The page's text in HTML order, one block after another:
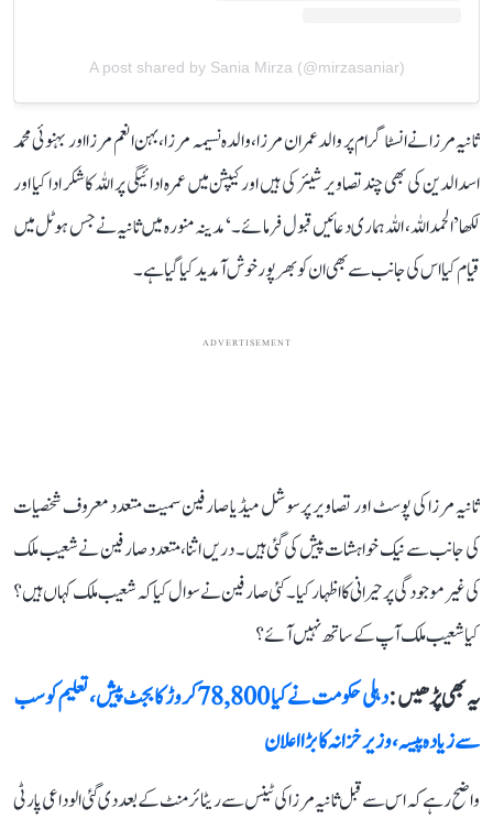
A post shared by Sania Mirza (@mirzasaniar)
ثانیہ مرزا نے انسٹاگرام پر والد عمران مرزا، والدہ نسیمہ مرزا، بہن انعم مرزا اور بہنوئی محمد
اسدالدین کی بھی چند تصاویر شیئر کی ہیں اور کیپشن میں عمرہ ادائیگی پر اللہ کا شکر ادا کیا اور
لکھا ’الحمداللہ، اللہ ہماری دعائیں قبول فرمائے۔‘ مدینہ منورہ میں ثانیہ نے جس ہوٹل میں
قیام کیا اس کی جانب سے بھی ان کو بھرپور خوش آمدید کیا گیا ہے۔
ADVERTISEMENT
ثانیہ مرزا کی پوسٹ اور تصاویر پر سوشل میڈیا صارفین سمیت متعدد معروف شخصیات
کی جانب سے نیک خواہشات پیش کی گئی ہیں۔ دریں اثنا، متعدد صارفین نے شعیب ملک
کی غیر موجودگی پر حیرانی کا اظہار کیا۔ کئی صارفین نے سوال کیا کہ شعیب ملک کہاں ہیں؟
کیا شعیب ملک آپ کے ساتھ نہیں آئے؟
یہ بھی پڑھیں :
دہلی حکومت نے کیا 78,800 کروڑ کا بجٹ پیش، تعلیم کو سب
سے زیادہ پیسہ، وزیر خزانہ کا بڑا اعلان
واضح رہے کہ اس سے قبل ثانیہ مرزا کی ٹینس سے ریٹائرمنٹ کے بعد دی گئی الوداعی پارٹی